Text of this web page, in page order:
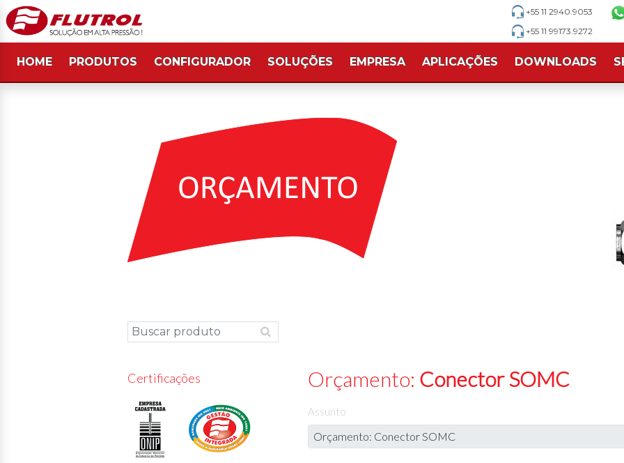
+55 11 2940.9053
+55 11 99173.9272
HOME PRODUTOS CONFIGURADOR SOLUÇÕES EMPRESA APLICAÇÕES DOWNLOADS
Certificações Orçamento: Conector SOMC
Assunto